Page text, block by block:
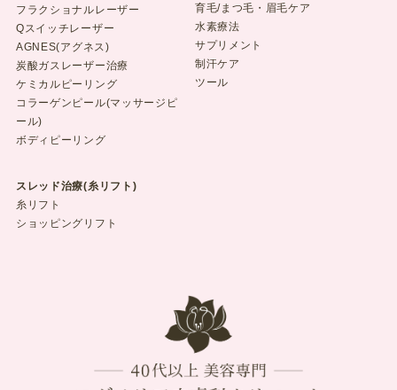
フラクショナルレーザー
Qスイッチレーザー
AGNES(アグネス)
炭酸ガスレーザー治療
ケミカルピーリング
コラーゲンピール(マッサージピ
ール)
ボディピーリング
スレッド治療(糸リフト)
糸リフト
ショッピングリフト
育毛/まつ毛・眉毛ケア
水素療法
サプリメント
制汗ケア
ツール